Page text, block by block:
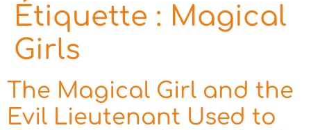
Étiquette : Magical
Girls
The Magical Girl and the
Evil Lieutenant Used to